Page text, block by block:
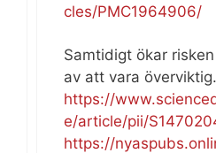
cles/PMC1964906/
Samtidigt ökar
av att vara överviktig.
https://
e/article/pii/
https://